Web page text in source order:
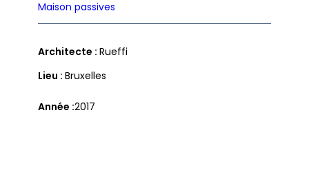
Maison passives
Architecte : Rueffi
Lieu : Bruxelles
Année 2017